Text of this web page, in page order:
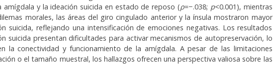
y la ideación suicida en estado de reposo (ρ=− .038; p<0.001), mientras
morales, las áreas del giro cingulado anterior y la ínsula mostraron mayor
suicida, reflejando una intensificación de emociones negativas. Los resultados
suicida presentan dificultades para activar mecanismos de autopreservación, lo
la conectividad y funcionamiento de la amígdala. A pesar de las limitaciones
o el tamaño muestral, los hallazgos ofrecen una perspectiva valiosa sobre las